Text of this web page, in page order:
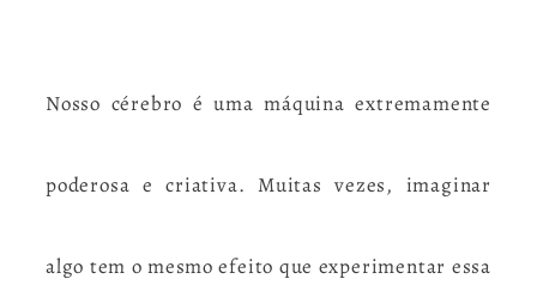
Nosso cérebro é uma máquina extremamente
poderosa e criativa. Muitas vezes, imaginar
algo tem o mesmo efeito que experimentar essa